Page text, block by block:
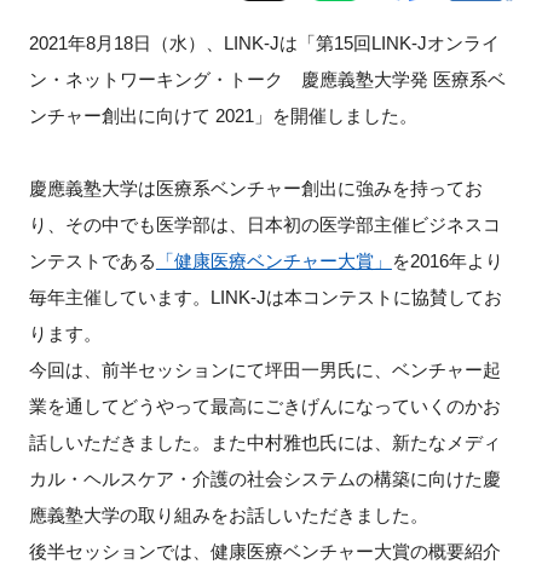
イベント
プログラム
インタビュー・コラム
ニュース・掲示板
特別会員
施設・アクセス
FAQ
2021年8月18日（水）、LINK-Jは「第15回LINK-Jオンライ
ン・ネットワーキング・トーク 慶應義塾大学発 医療系ベ
ンチャー創出に向けて 2021」を開催しました。
慶應義塾大学は医療系ベンチャー創出に強みを持ってお
り、その中でも医学部は、日本初の医学部主催ビジネスコ
ンテストである
「健康医療ベンチャー大賞」
を2016年より
毎年主催しています。LINK-Jは本コンテストに協賛してお
ります。
今回は、前半セッションにて坪田一男氏に、ベンチャー起
業を通してどうやって最高にごきげんになっていくのかお
話しいただきました。また中村雅也氏には、新たなメディ
カル・ヘルスケア・介護の社会システムの構築に向けた慶
應義塾大学の取り組みをお話しいただきました。
後半セッションでは、健康医療ベンチャー大賞の概要紹介